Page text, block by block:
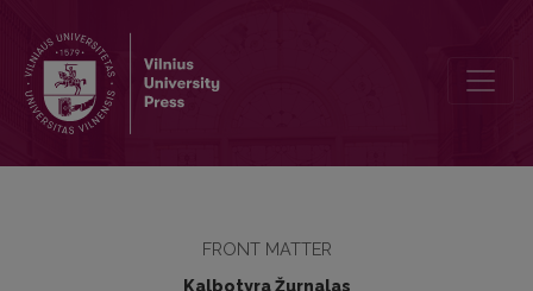
FRONT MATTER
Kalbotyra Žurnalas